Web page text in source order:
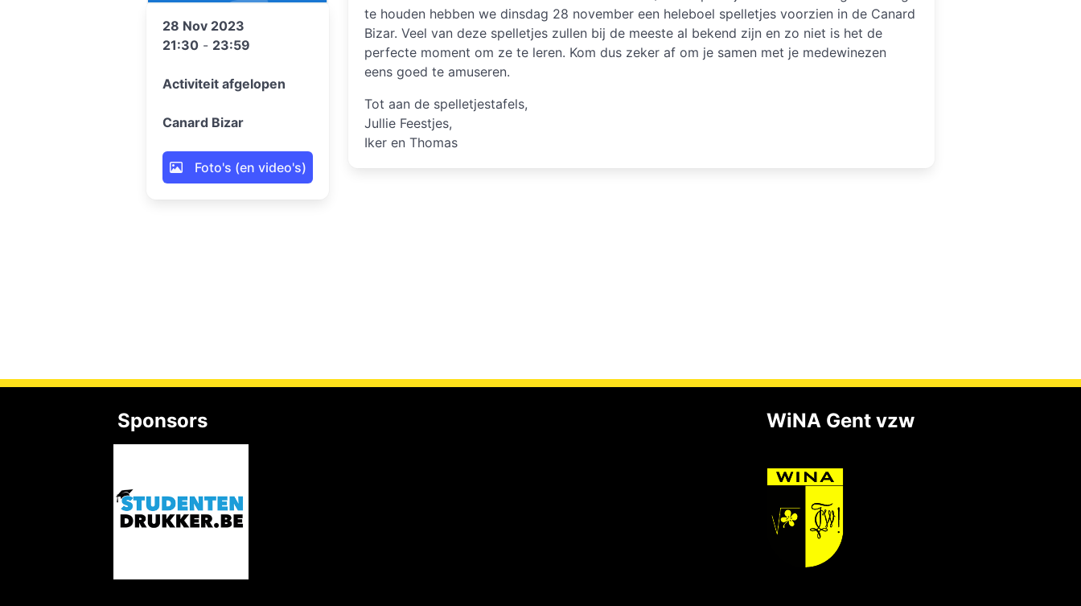
28 Nov 2023
21:30 - 23:59
Activiteit afgelopen
Canard Bizar
Foto's (en video's)
te houden hebben we dinsdag 28 november een heleboel spelletjes voorzien in de Canard
Bizar. Veel van deze spelletjes zullen bij de meeste al bekend zijn en zo niet is het de
perfecte moment om ze te leren. Kom dus zeker af om je samen met je medewinezen
eens goed te amuseren.
Tot aan de spelletjestafels,
Jullie Feestjes,
Iker en Thomas
Sponsors WiNA Gent vzw